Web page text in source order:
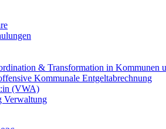
& Transformation in Kommunen
Kommunale Entgeltabrechnung
(VWA)
Verwaltung